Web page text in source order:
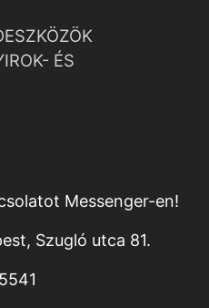
ÉS
Messenger-en!
Szugló utca 81.